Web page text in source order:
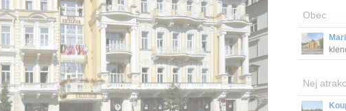
Obec
Nej